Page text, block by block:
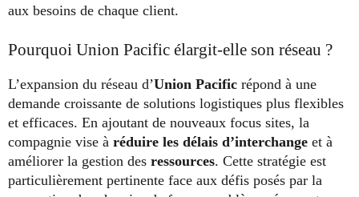
aux besoins de chaque client.
Pourquoi Union Pacific élargit-elle son réseau ?
L’expansion du réseau d’Union Pacific répond à une
demande croissante de solutions logistiques plus flexibles
et efficaces. En ajoutant de nouveaux focus sites, la
compagnie vise à réduire les délais d’interchange et à
améliorer la gestion des ressources. Cette stratégie est
particulièrement pertinente face aux défis posés par la